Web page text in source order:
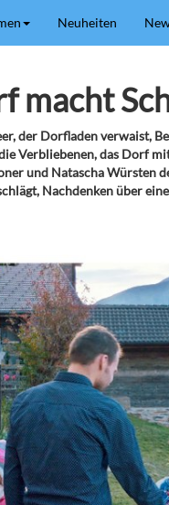
Neuheiten
macht
der Dorfladen verwaist,
Verbliebenen, das Dorf
und Natascha Würsten
Nachdenken über